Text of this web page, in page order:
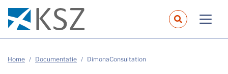
Home Documentatie DimonaConsultation